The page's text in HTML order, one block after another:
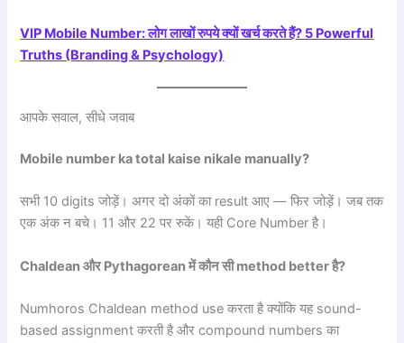
VIP Mobile Number: लोग लाखों रुपये क्यों खर्च करते हैं? 5 Powerful
Truths (Branding & Psychology)
आपके सवाल, सीधे जवाब
Mobile number ka total kaise nikale manually?
सभी 10 digits जोड़ें। अगर दो अंकों का result आए — फिर जोड़ें। जब तक
एक अंक न बचे। 11 और 22 पर रुकें। यही Core Number है।
Chaldean और Pythagorean में कौन सी method better है?
Numhoros Chaldean method use करता है क्योंकि यह sound-
based assignment करती है और compound numbers का